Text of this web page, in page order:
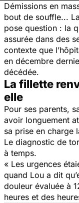
Démissions en
bout de souffle... La
pose question : la
assurée dans des
contexte que
en décembre
décédée.
La fillette
elle
Pour ses parents,
avoir longuement
sa prise en charge
Le diagnostic de
à temps.
« Les urgences
quand Lou a dit
douleur évaluée à
heures et des